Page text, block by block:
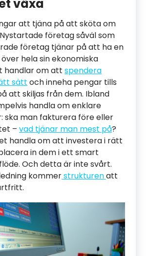
växa
att tjäna på att sköta om
företag såväl som
företag tjänar på att ha en
över hela sin ekonomiska
handlar om att spendera
sätt och inneha pengar tills
att skiljas från dem. Ibland
handla om enklare
ska man fakturera före eller
– vad tjänar man mest på?
handla om att investera i rätt
in dem i ett smart
Och detta är inte svårt.
kommerstrukturenatt